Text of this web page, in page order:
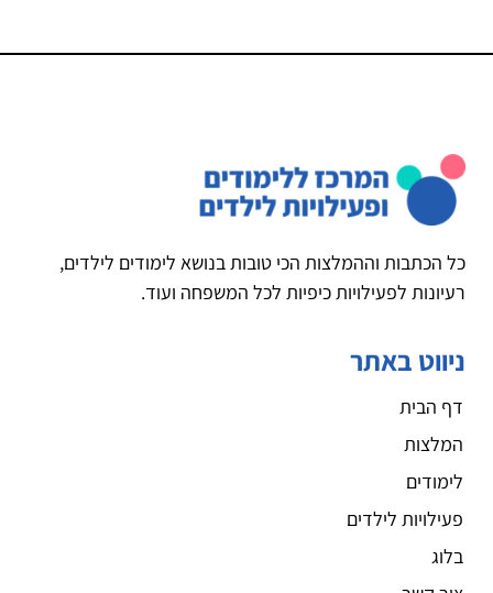
כל הכתבות וההמלצות הכי טובות בנושא לימודים לילדים,
רעיונות לפעילויות כיפיות לכל המשפחה ועוד.
ניווט באתר
דף הבית
המלצות
לימודים
פעילויות לילדים
בלוג